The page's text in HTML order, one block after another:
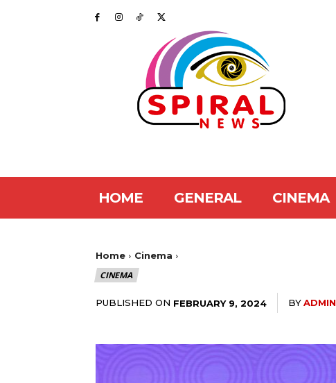
HOME GENERAL CINEMA
Home Cinema
CINEMA
PUBLISHED ON FEBRUARY 9, 2024 BYADMIN